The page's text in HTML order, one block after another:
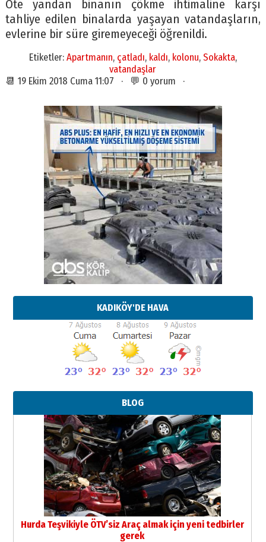
Öte yandan binanın çökme ihtimaline karşı
tahliye edilen binalarda yaşayan vatandaşların,
evlerine bir süre giremeyeceği öğrenildi.
Etiketler: Apartmanın, çatladı, kaldı, kolonu, Sokakta,
vatandaşlar
📆 19 Ekim 2018 Cuma 11:07 · 💬 0 yorum ·
KADIKÖY'DE HAVA
BLOG
Hurda Teşvikiyle ÖTV’siz Araç almak için yeni tedbirler
gerek